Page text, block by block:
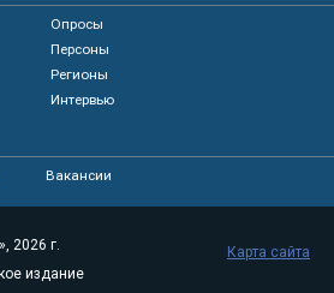
Опросы
Персоны
Регионы
Интервью
Вакансии
2026 г.
издание
Карта сайта